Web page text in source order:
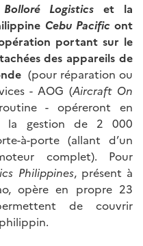
Bolloré Logistics et la
Cebu Pacificont
portant sur le
des appareils de
(pour réparation ou
- AOG (Aircraft On
- opéreront en
la gestion de 2 000
à-porte (allant d’un
complet). Pour
Philippines, présent à
opère en propre 23
de couvrir